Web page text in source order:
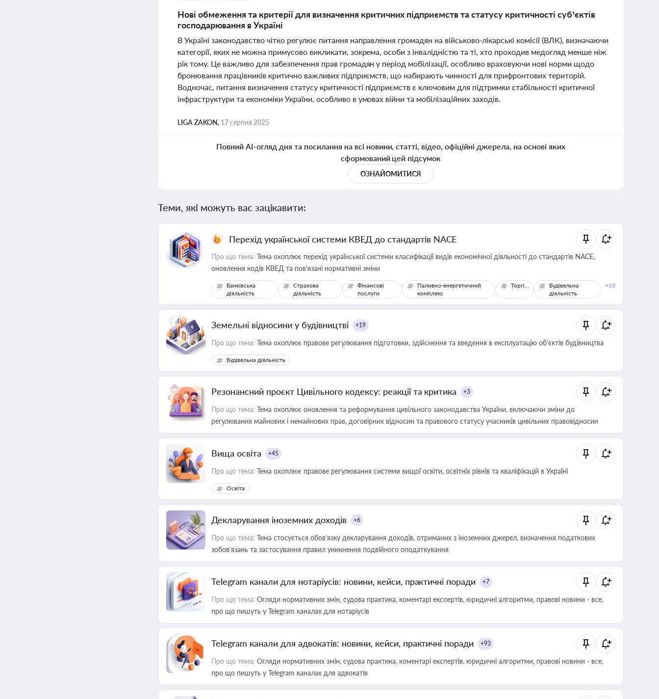
Нові обмеження та критерії для визначення критичних підприємств та статусу критичності суб’єктів
господарювання в Україні
В Україні законодавство чітко регулює питання направлення громадян на військово-лікарські комісії (ВЛК), визначаючи
категорії, яких не можна примусово викликати, зокрема, особи з інвалідністю та ті, хто проходив медогляд менше ніж
рік тому. Це важливо для забезпечення прав громадян у період мобілізації, особливо враховуючи нові норми щодо
бронювання працівників критично важливих підприємств, що набирають чинності для прифронтових територій.
Водночас, питання визначення статусу критичності підприємств є ключовим для підтримки стабільності критичної
інфраструктури та економіки України, особливо в умовах війни та мобілізаційних заходів.
LIGA ZAKON, 17 серпня 2025
Повний AI-огляд дня та посилання на всі новини, статті, відео, офіційні джерела, на основі яких
сформований цей підсумок
ОЗНАЙОМИТИСЯ
Теми, які можуть вас зацікавити:
Перехід української системи КВЕД до стандартів NACE
Про що тема: Тема охоплює перехід української системи класифікації видів економічної діяльності до стандартів NACE,
оновлення кодів КВЕД та пов'язані нормативні зміни
Банківська
діяльність
Страхова
діяльність
Фінансові
послуги
Паливно-енергетичний
комплекс
Торгівля
Будівельна
діяльність
+10
Земельні відносини у будівництві +19
Про що тема: Тема охоплює правове регулювання підготовки, здійснення та введення в експлуатацію об’єктів будівництва
Будівельна діяльність
Резонансний проєкт Цивільного кодексу: реакції та критика +3
Про що тема: Тема охоплює оновлення та реформування цивільного законодавства України, включаючи зміни до
регулювання майнових і немайнових прав, договірних відносин та правового статусу учасників цивільних правовідносин
Вища освіта +45
Про що тема: Тема охоплює правове регулювання системи вищої освіти, освітніх рівнів та кваліфікацій в Україні
Освіта
Декларування іноземних доходів +6
Про що тема: Тема стосується обов’язку декларування доходів, отриманих з іноземних джерел, визначення податкових
зобов’язань та застосування правил уникнення подвійного оподаткування
Telegram канали для нотаріусів: новини, кейси, практичні поради +7
Про що тема: Огляди нормативних змін, судова практика, коментарі експертів, юридичні алгоритми, правові новини - все,
про що пишуть у Telegram каналах для нотаріусів
Telegram канали для адвокатів: новини, кейси, практичні поради +93
Про що тема: Огляди нормативних змін, судова практика, коментарі експертів, юридичні алгоритми, правові новини - все,
про що пишуть у Telegram каналах для адвокатів